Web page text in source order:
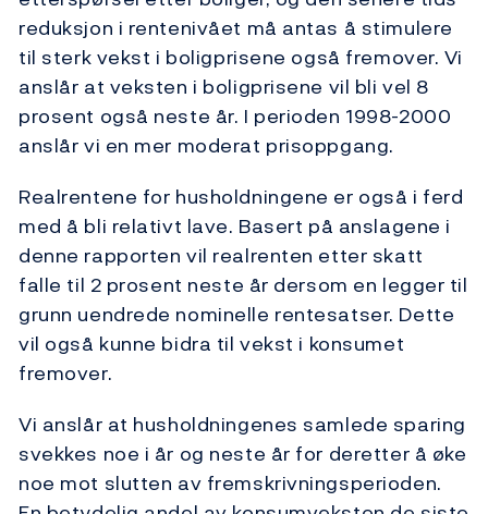
reduksjon i rentenivået må antas å stimulere
til sterk vekst i boligprisene også fremover. Vi
anslår at veksten i boligprisene vil bli vel 8
prosent også neste år. I perioden 1998-2000
anslår vi en mer moderat prisoppgang.
Realrentene for husholdningene er også i ferd
med å bli relativt lave. Basert på anslagene i
denne rapporten vil realrenten etter skatt
falle til 2 prosent neste år dersom en legger til
grunn uendrede nominelle rentesatser. Dette
vil også kunne bidra til vekst i konsumet
fremover.
Vi anslår at husholdningenes samlede sparing
svekkes noe i år og neste år for deretter å øke
noe mot slutten av fremskrivningsperioden.